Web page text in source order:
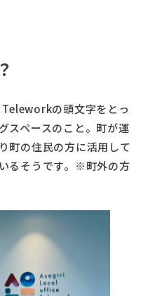
の頭文字をとっ
スペースのこと。町が運
町の住民の方に活用して
るそうです。※町外の方